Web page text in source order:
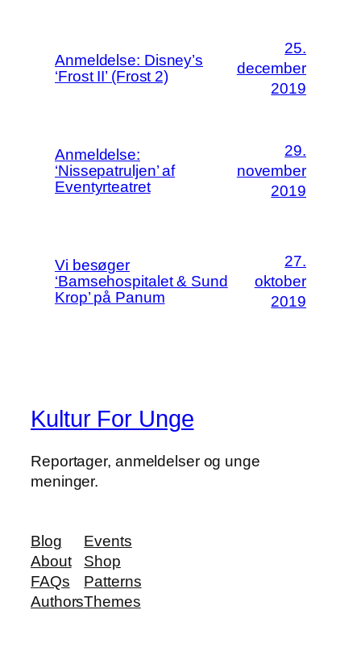
Anmeldelse: Disney’s
‘Frost II’ (Frost 2)
25.
december
2019
Anmeldelse:
‘Nissepatruljen’ af
Eventyrteatret
29.
november
2019
Vi besøger
‘Bamsehospitalet & Sund
Krop’ på Panum
27.
oktober
2019
Kultur For Unge
Reportager, anmeldelser og unge
meninger.
Blog
About
FAQs
Authors
Events
Shop
Patterns
Themes